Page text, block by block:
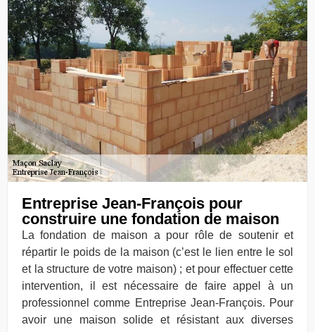
Entreprise Jean-François pour
construire une fondation de maison
La fondation de maison a pour rôle de soutenir et
répartir le poids de la maison (c’est le lien entre le sol
et la structure de votre maison) ; et pour effectuer cette
intervention, il est nécessaire de faire appel à un
professionnel comme Entreprise Jean-François. Pour
avoir une maison solide et résistant aux diverses